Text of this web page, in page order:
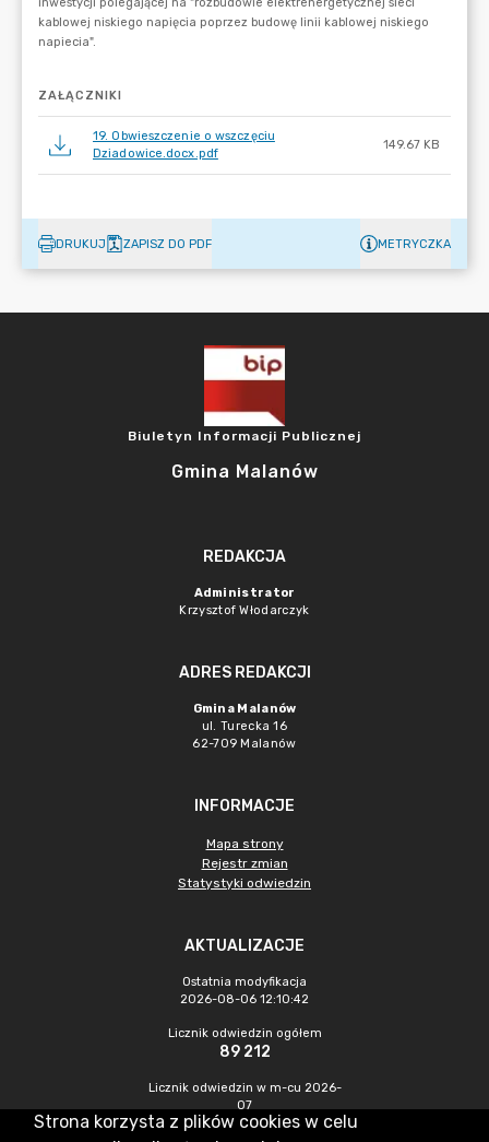
ZAŁĄCZNIKI
19. Obwieszczenie o wszczęciu
Dziadowice.docx.pdf
149.67 KB
DRUKUJ ZAPISZ DO PDF METRYCZKA
Biuletyn Informacji Publicznej
Gmina Malanów
REDAKCJA
Administrator
Krzysztof Włodarczyk
ADRES REDAKCJI
Gmina Malanów
ul. Turecka 16
62-709 Malanów
INFORMACJE
Mapa strony
Rejestr zmian
Statystyki odwiedzin
AKTUALIZACJE
Ostatnia modyfikacja
2026-08-06 12:10:42
Licznik odwiedzin ogółem
89 212
Licznik odwiedzin w m-cu 2026-
07
433
Strona korzysta z plików cookies w celu